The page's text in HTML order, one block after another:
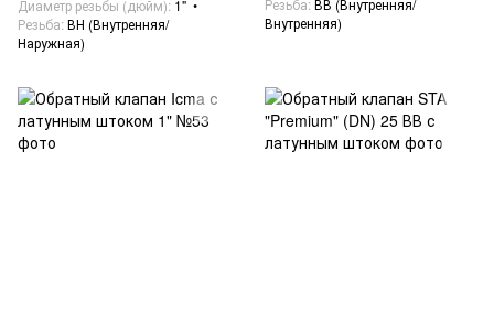
Диаметр резьбы (дюйм) 1"
Резьба ВН (Внутренняя/
Наружная)
Резьба ВВ (Внутренняя/
Внутренняя)